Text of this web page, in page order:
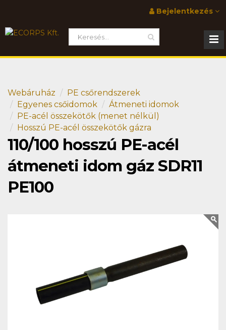
Bejelentkezés
Webáruház
PE csőrendszerek
Egyenes csőidomok
Átmeneti idomok
PE-acél összekötők (menet nélkül)
Hosszú PE-acél összekötők gázra
110/100 hosszú PE-acél
átmeneti idom gáz SDR11
PE100